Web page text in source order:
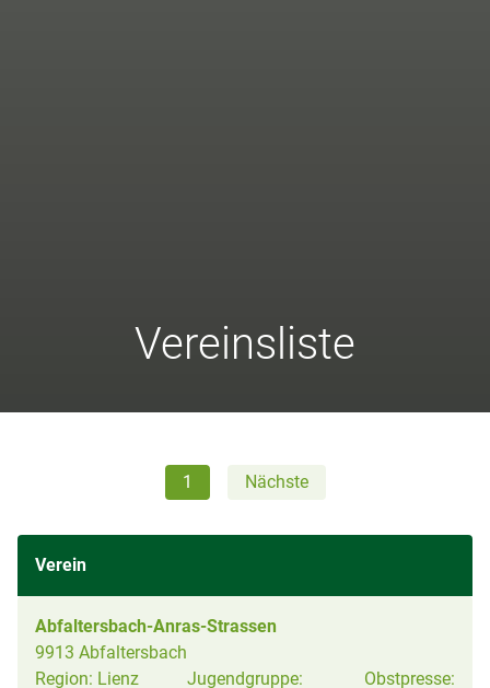
Vereinsliste
1 Nächste
Verein
Abfaltersbach-Anras-Strassen
9913 Abfaltersbach
Region: Lienz Jugendgruppe: Obstpresse: